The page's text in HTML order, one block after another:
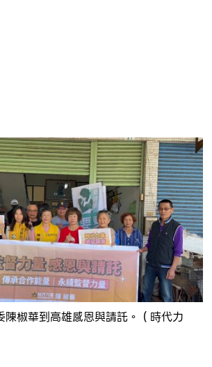
陳椒華到高雄感恩與請託。（時代力